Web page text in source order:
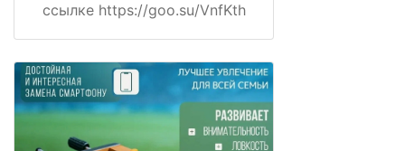
ссылке https://goo.su/VnfKth